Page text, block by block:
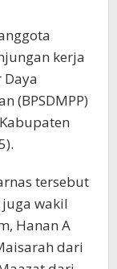
kerja
(BPSDMPP)
tersebut
wakil
Hanan A
dari